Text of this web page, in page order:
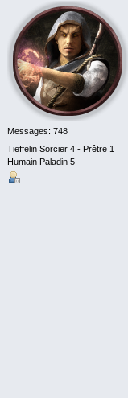
Messages: 748
Tieffelin Sorcier 4 - Prêtre 1
Humain Paladin 5